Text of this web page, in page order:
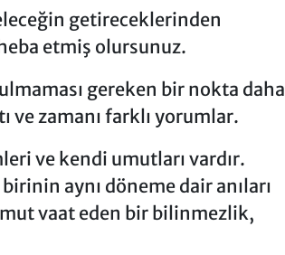
getireceklerinden
heba etmiş olursunuz.
gereken bir nokta daha
ve zamanı farklı yorumlar.
ve kendi umutları vardır.
aynı döneme dair anıları
vaat eden bir bilinmezlik,